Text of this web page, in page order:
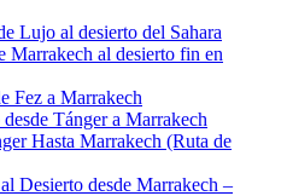
Lujo al desierto del Sahara
Marrakech al desierto fin en
Fez a Marrakech
Tánger a Marrakech
Hasta Marrakech (Ruta de
Desierto desde Marrakech –